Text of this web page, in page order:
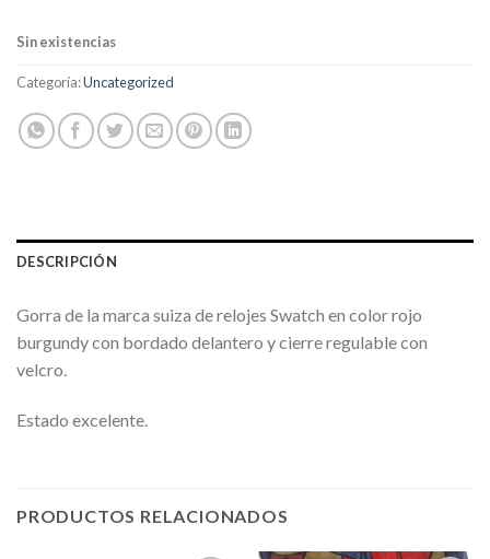
Sin existencias
Categoría:Uncategorized
DESCRIPCIÓN
Gorra de la marca suiza de relojes Swatch en color rojo
burgundy con bordado delantero y cierre regulable con
velcro.
Estado excelente.
PRODUCTOS RELACIONADOS